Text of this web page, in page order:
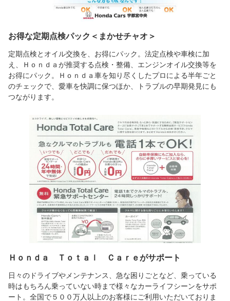
お得な定期点検パック＜まかせチャオ＞
定期点検とオイル交換を、お得にパック。法定点検や車検に加
え、Ｈｏｎｄａが推奨する点検・整備、エンジンオイル交換等を
お得にパック。Ｈｏｎｄａ車を知り尽くしたプロによる半年ごと
のチェックで、愛車を快調に保つほか、トラブルの早期発見にも
つながります。
Ｈｏｎｄａ Ｔｏｔａｌ Ｃａｒｅがサポート
日々のドライブやメンテナンス、急な困りごとなど、乗っている
時はもちろん乗っていない時まで様々なカーライフシーンをサポ
ート。全国で５００万人以上のお客様にご利用いただいておりま